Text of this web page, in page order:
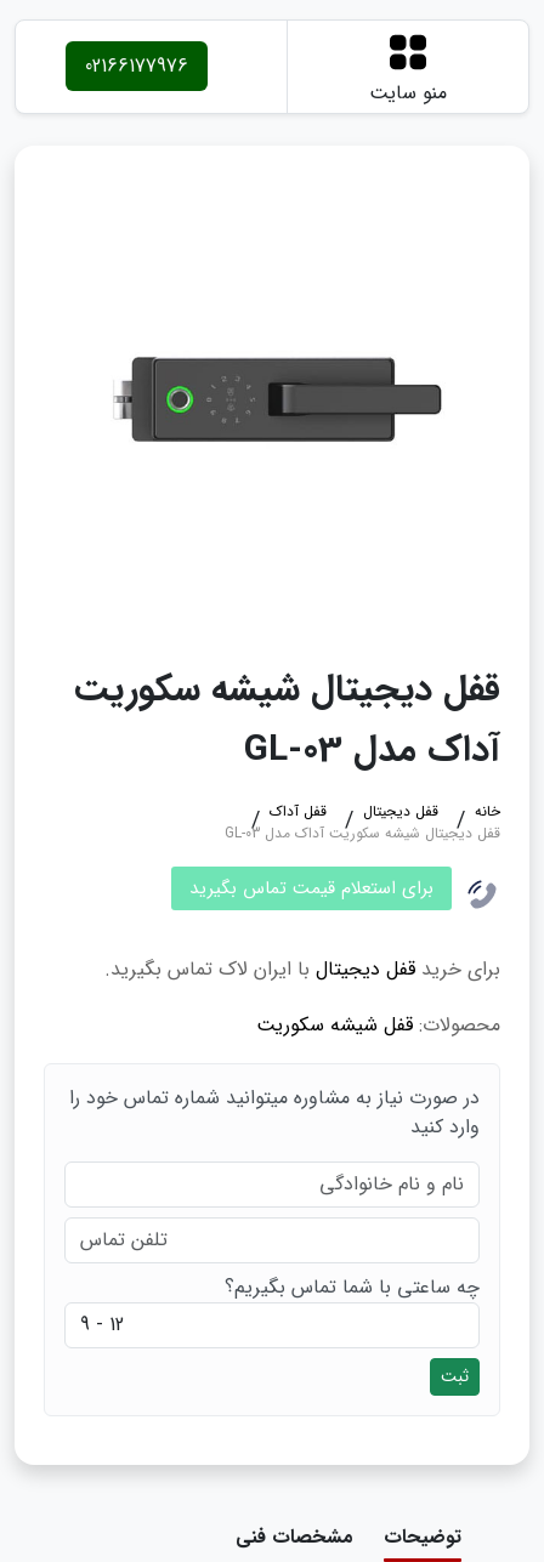
منو سایت
02166177976
قفل دیجیتال شیشه سکوریت
آداک مدل GL-03
خانه قفل دیجیتال
قفل آداک
قفل دیجیتال شیشه سکوریت آداک مدل GL-03
برای استعلام قیمت تماس بگیرید
برای خرید قفل دیجیتال با ایران لاک تماس بگیرید.
محصولات: قفل شیشه سکوریت
در صورت نیاز به مشاوره میتوانید شماره تماس خود را
وارد کنید
چه ساعتی با شما تماس بگیریم؟
ثبت
توضیحات مشخصات فنی